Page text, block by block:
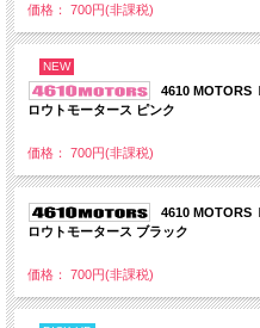
価格： 700円(非課税)
NEW
4610 MOTORS
ロウトモータース ピンク
価格： 700円(非課税)
4610 MOTORS
ロウトモータース ブラック
価格： 700円(非課税)